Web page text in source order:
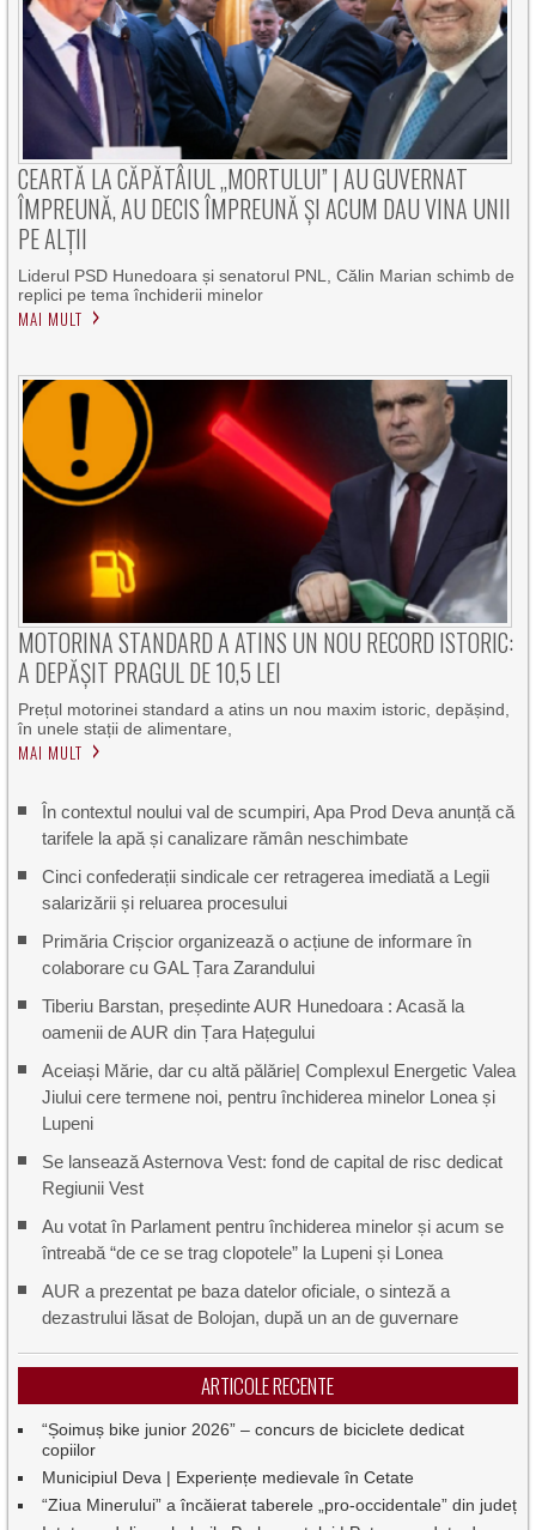
CEARTĂ LA CĂPĂTÂIUL „MORTULUI” | AU GUVERNAT
ÎMPREUNĂ, AU DECIS ÎMPREUNĂ ȘI ACUM DAU VINA UNII
PE ALȚII
Liderul PSD Hunedoara și senatorul PNL, Călin Marian schimb de
replici pe tema închiderii minelor
MAI MULT
MOTORINA STANDARD A ATINS UN NOU RECORD ISTORIC:
A DEPĂȘIT PRAGUL DE 10,5 LEI
Prețul motorinei standard a atins un nou maxim istoric, depășind,
în unele stații de alimentare,
MAI MULT
În contextul noului val de scumpiri, Apa Prod Deva anunță că
tarifele la apă și canalizare rămân neschimbate
Cinci confederații sindicale cer retragerea imediată a Legii
salarizării și reluarea procesului
Primăria Crișcior organizează o acțiune de informare în
colaborare cu GAL Țara Zarandului
Tiberiu Barstan, președinte AUR Hunedoara : Acasă la
oamenii de AUR din Țara Hațegului
Aceiași Mărie, dar cu altă pălărie| Complexul Energetic Valea
Jiului cere termene noi, pentru închiderea minelor Lonea și
Lupeni
Se lansează Asternova Vest: fond de capital de risc dedicat
Regiunii Vest
Au votat în Parlament pentru închiderea minelor și acum se
întreabă “de ce se trag clopotele” la Lupeni și Lonea
AUR a prezentat pe baza datelor oficiale, o sinteză a
dezastrului lăsat de Bolojan, după un an de guvernare
ARTICOLE RECENTE
“Șoimuș bike junior 2026” – concurs de biciclete dedicat
copiilor
Municipiul Deva | Experiențe medievale în Cetate
“Ziua Minerului” a încăierat taberele „pro-occidentale” din județ